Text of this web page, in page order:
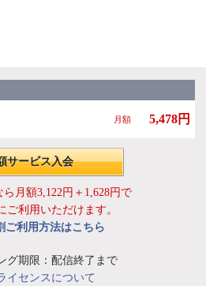
月額 5,478円
サービス入会
ら月額3,122円＋1,628円で
ご利用いただけます。
ご利用方法はこちら
グ期限：配信終了まで
イセンスについて